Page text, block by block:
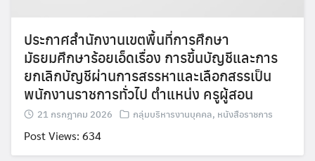
ประกาศสำนักงานเขตพื้นที่การศึกษา
มัธยมศึกษาร้อยเอ็ดเรื่อง การขึ้นบัญชีและการ
ยกเลิกบัญชีผ่านการสรรหาและเลือกสรรเป็น
พนักงานราชการทั่วไป ตำแหน่ง ครูผู้สอน
21 กรกฎาคม 2026 กลุ่มบริหารงานบุคคล, หนังสือราชการ
Post Views: 634